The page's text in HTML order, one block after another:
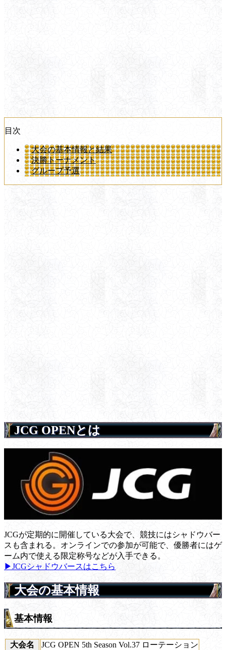
目次
大会の基本情報と結果
決勝トーナメント
グループ予選
JCG OPENとは
JCGが定期的に開催している大会で、競技にはシャドウバー
スも含まれる。オンラインでの参加が可能で、優勝者にはゲ
ーム内で使える限定称号などが入手できる。
▶JCGシャドウバースはこちら
大会の基本情報
基本情報
大会名
JCG OPEN 5th Season Vol.37 ローテーション